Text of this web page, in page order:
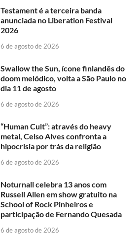
Testament é a terceira banda
anunciada no Liberation Festival
2026
6 de agosto de 2026
Swallow the Sun, ícone finlandês do
doom melódico, volta a São Paulo no
dia 11 de agosto
6 de agosto de 2026
“Human Cult”: através do heavy
metal, Celso Alves confronta a
hipocrisia por trás da religião
6 de agosto de 2026
Noturnall celebra 13 anos com
Russell Allen em show gratuito na
School of Rock Pinheiros e
participação de Fernando Quesada
6 de agosto de 2026